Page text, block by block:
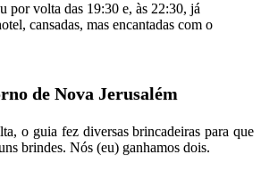
por volta das 19:30 e, às 22:30, já
cansadas, mas encantadas com o
de Nova Jerusalém
o guia fez diversas brincadeiras para que
brindes. Nós (eu) ganhamos dois.